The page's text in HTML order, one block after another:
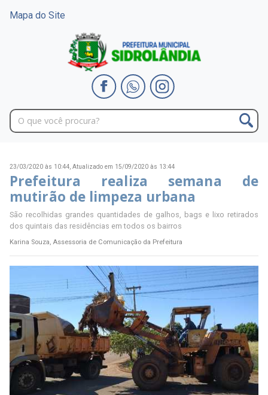
Mapa do Site
23/03/2020 às 10:44, Atualizado em 15/09/2020 às 13:44
Prefeitura realiza semana de
mutirão de limpeza urbana
São recolhidas grandes quantidades de galhos, bags e lixo retirados
dos quintais das residências em todos os bairros
Karina Souza, Assessoria de Comunicação da Prefeitura